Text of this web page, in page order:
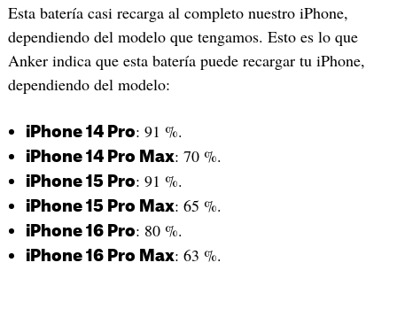
Esta batería casi recarga al completo nuestro iPhone,
dependiendo del modelo que tengamos. Esto es lo que
Anker indica que esta batería puede recargar tu iPhone,
dependiendo del modelo:
iPhone 14 Pro: 91 %.
iPhone 14 Pro Max: 70 %.
iPhone 15 Pro: 91 %.
iPhone 15 Pro Max: 65 %.
iPhone 16 Pro: 80 %.
iPhone 16 Pro Max: 63 %.